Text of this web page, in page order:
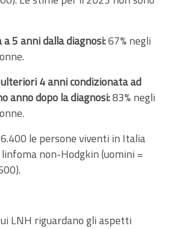
5 anni dalla diagnosi:67% negli
4 anni condizionata ad
anno dopo la diagnosi:83% negli
le persone viventi in Italia
non-Hodgkin (uomini =
LNH riguardano gli aspetti